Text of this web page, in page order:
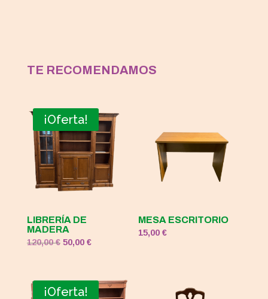
TE RECOMENDAMOS
¡Oferta!
LIBRERÍA DE
MADERA
120,00€ El
era:
50,00 €El
es:
MESA ESCRITORIO
15,00€
¡Oferta!